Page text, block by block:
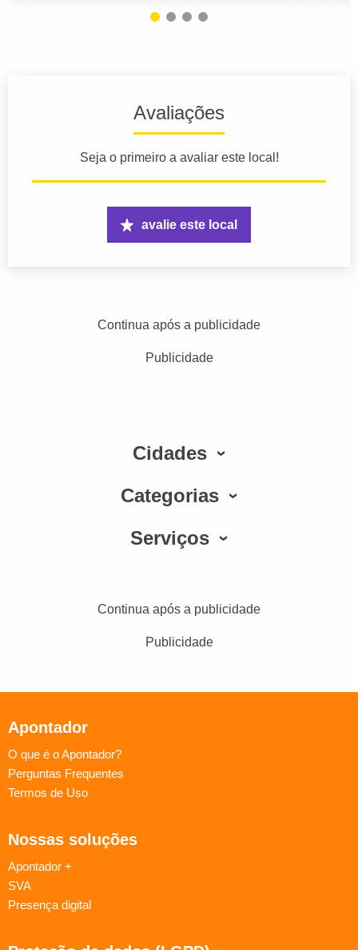
Avaliações
Seja o primeiro a avaliar este local!
avalie este local
Continua após a publicidade
Publicidade
Cidades
Categorias
Serviços
Continua após a publicidade
Publicidade
Apontador
O que é o Apontador?
Perguntas Frequentes
Termos de Uso
Nossas soluções
Apontador +
SVA
Presença digital